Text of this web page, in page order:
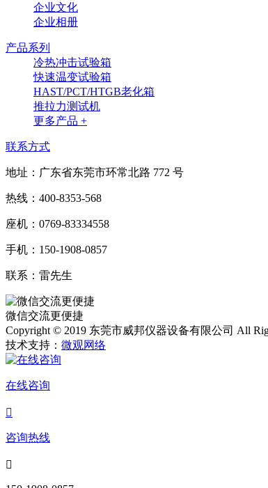
企业文化
企业相册
产品系列
冷热冲击试验箱
快速温变试验箱
HAST/PCT/HTGB老化箱
推拉力测试机
更多产品 +
联系方式
地址：广东省东莞市环常北路 772 号
热线：400-8353-568
座机：0769-83334558
手机：150-1908-0857
联系：雷先生
微信交流更便捷
Copyright © 2019 东莞市威邦仪器设备有限公司 All
技术支持： 微观网络
在线咨询

咨询热线
